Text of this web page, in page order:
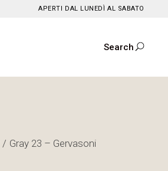
APERTI DAL LUNEDÌ AL SABATO
Search
Gray 23 – Gervasoni